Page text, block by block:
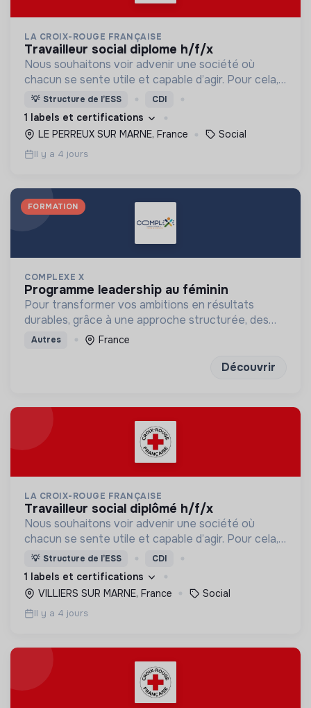
LA CROIX-ROUGE FRANÇAISE
travailleur social diplome h/f/x
Nous souhaitons voir advenir une société où
chacun se sente utile et capable d’agir. Pour cela,
nous proposons des moyens et des lieux
d’engagement innovants et adaptés à tous.
💡 Structure de l’ESS CDI
1 labels et certifications
LE PERREUX SUR MARNE, France
Social
Il y a 4 jours
FORMATION
COMPLEXE X
programme leadership au féminin
Pour transformer vos ambitions en résultats
durables, grâce à une approche structurée, des
outils concrets et des exercices de réflexion
Autres France
Découvrir
LA CROIX-ROUGE FRANÇAISE
travailleur social diplômé h/f/x
Nous souhaitons voir advenir une société où
chacun se sente utile et capable d’agir. Pour cela,
nous proposons des moyens et des lieux
d’engagement innovants et adaptés à tous.
💡 Structure de l’ESS CDI
1 labels et certifications
VILLIERS SUR MARNE, France
Social
Il y a 4 jours